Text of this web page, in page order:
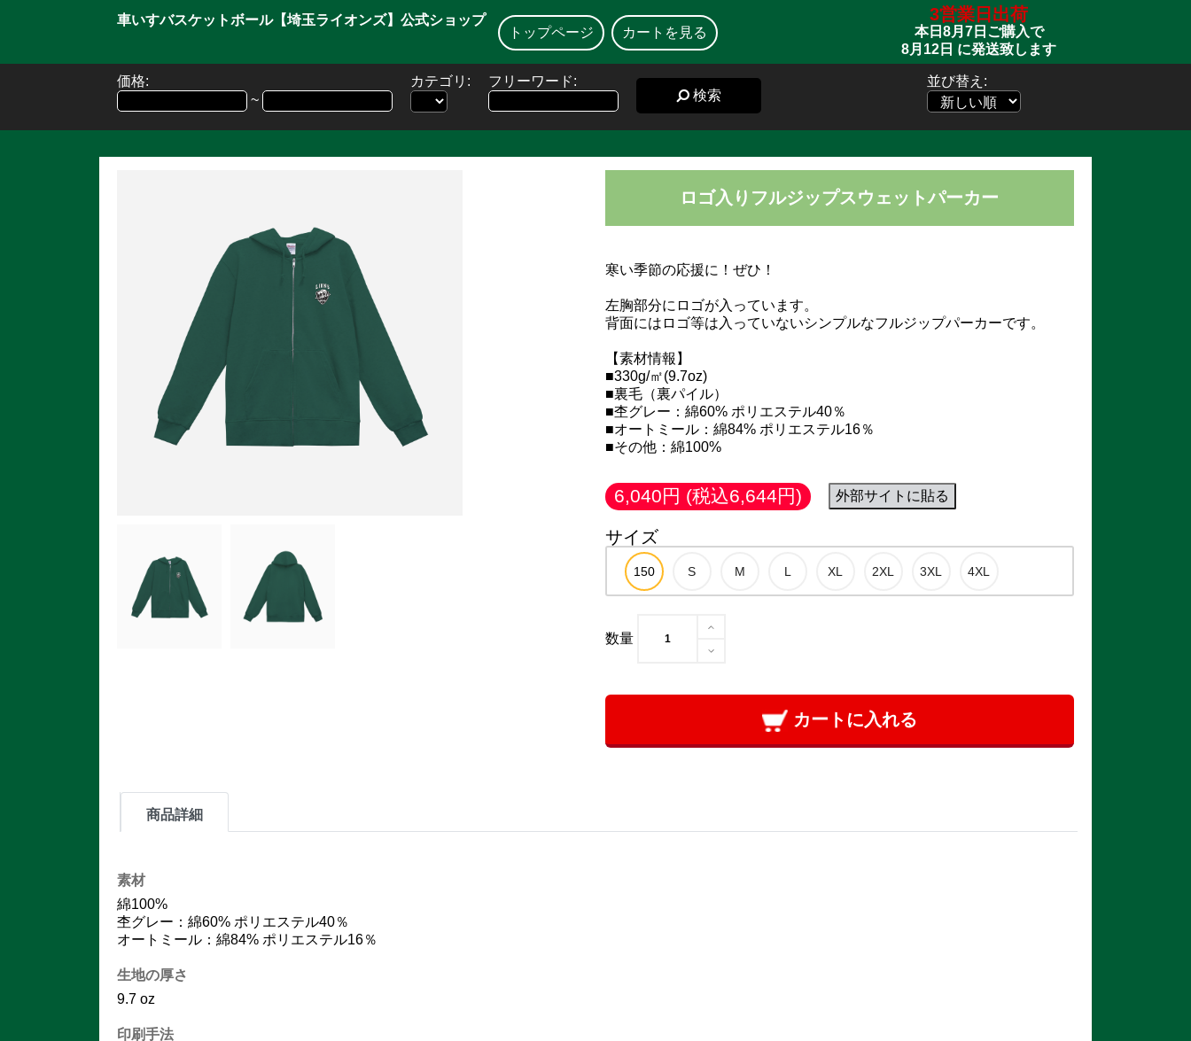
車いすバスケットボール【埼玉ライオンズ】公式ショップ
トップページ
カートを見る
3営業日出荷
本日 8月7日 ご購入で
8月12日 に発送致します
価格:
~
カテゴリ:
フリーワード:
検索
並び替え:
ロゴ入りフルジップスウェットパーカー
寒い季節の応援に！ぜひ！
左胸部分にロゴが入っています。
背面にはロゴ等は入っていないシンプルなフルジップパーカーです。
【素材情報】
■330g/㎡(9.7oz)
■裏毛（裏パイル）
■杢グレー：綿60% ポリエステル40％
■オートミール：綿84% ポリエステル16％
■その他：綿100%
6,040円 (税込6,644円) 外部サイトに貼る
サイズ
数量
カートに入れる
商品詳細
素材
綿100%
杢グレー：綿60% ポリエステル40％
オートミール：綿84% ポリエステル16％
生地の厚さ
9.7 oz
印刷手法